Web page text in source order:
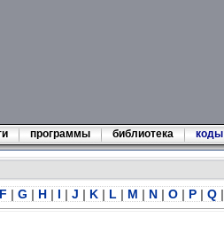
программы библиотека коды
F | G | H | I | J | K | L | M | N | O | P | Q |